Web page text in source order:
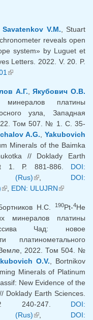
Savatenkov V.M., Stuart
reveals open
system» by Luguet et
Letters. 2022. V. 20. P.
(link is external)
А.Г.,Якубович О.В.
минералов платины
узла, Западная
Том 507. № 1. С. 35-
A.G., Yakubovich
Minerals of the Baimka
// Doklady Earth
1. Р. 881-886. DOI:
(Rus)(link is external)
, DOI:
(link is external)
, EDN: ULUJRN(link is
Н.С. 190Pt-4He
минералов платины
Чад: новое
платинометального
2022. Том 504. №
O.V., Bortnikov
Minerals of Platinum
New Evidence of the
Doklady Earth Sciences.
240-247. DOI:
(Rus)(link is external)
, DOI: